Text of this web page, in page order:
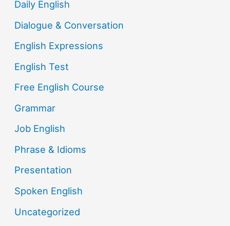
Daily English
Dialogue & Conversation
English Expressions
English Test
Free English Course
Grammar
Job English
Phrase & Idioms
Presentation
Spoken English
Uncategorized